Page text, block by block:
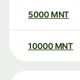
5000 MNT
10000 MNT